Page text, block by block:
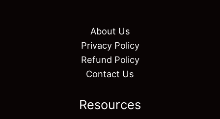
About Us
Privacy Policy
Refund Policy
Contact Us
Resources